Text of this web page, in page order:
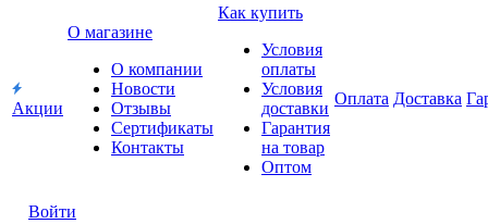
Акции
О магазине
О компании
Новости
Отзывы
Сертификаты
Контакты
Как купить
Условия
оплаты
Условия
доставки
Гарантия
на товар
Оптом
Оплата Доставка
Войти